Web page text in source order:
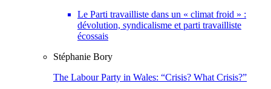
Le Parti travailliste dans un « climat froid » :
dévolution, syndicalisme et parti travailliste
écossais
Stéphanie Bory
The Labour Party in Wales: “Crisis? What Crisis?”